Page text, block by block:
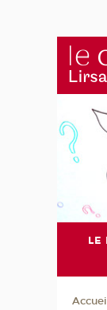
LE
Accueil